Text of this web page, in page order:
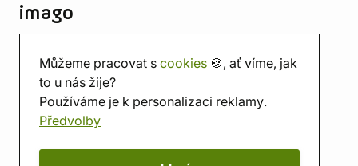
Můžeme pracovat s cookies 🍪, ať víme, jak
to u nás žije?
Používáme je k personalizaci reklamy.
Předvolby
imago
Prodejna
Herna
O nás
Hodnocení obchodu